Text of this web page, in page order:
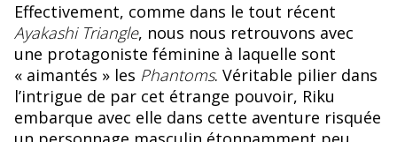
Effectivement, comme dans le tout récent
Ayakashi Triangle, nous nous retrouvons avec
une protagoniste féminine à laquelle sont
« aimantés » les Phantoms. Véritable pilier dans
l’intrigue de par cet étrange pouvoir, Riku
embarque avec elle dans cette aventure risquée